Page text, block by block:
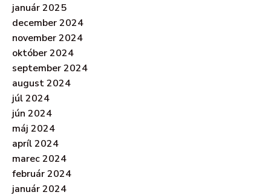
január 2025
december 2024
november 2024
október 2024
september 2024
august 2024
júl 2024
jún 2024
máj 2024
apríl 2024
marec 2024
február 2024
január 2024